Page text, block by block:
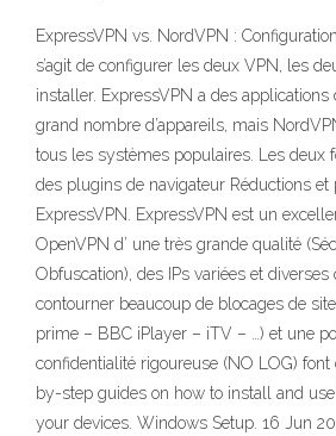
ExpressVPN vs. NordVPN :
s’agit de configurer les deux VPN, les
installer. ExpressVPN a des
grand nombre d’appareils, mais
tous les systèmes populaires. Les deux
des plugins de navigateur Réductions et
ExpressVPN. ExpressVPN est un
OpenVPN d’ une très grande qualité
Obfuscation), des IPs variées et
contourner beaucoup de blocages de
prime – BBC iPlayer – iTV – …) et une
confidentialité rigoureuse (NO LOG) font
by-step guides on how to install and use
your devices. Windows Setup. 16 Jun